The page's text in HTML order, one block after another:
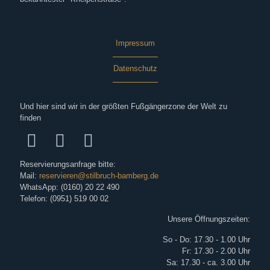
Impressum
Datenschutz
Und hier sind wir in der größten Fußgängerzone der Welt zu
finden
Reservierungsanfrage bitte:
Mail: reservieren@stilbruch-bamberg.de
WhatsApp: (0160) 20 22 490
Telefon: (0951) 519 00 02
Unsere Öffnungszeiten:
So - Do: 17.30 - 1.00 Uhr
Fr: 17.30 - 2.00 Uhr
Sa: 17.30 - ca. 3.00 Uhr